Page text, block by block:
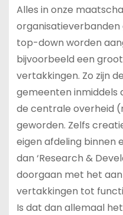
Alles in onze
organisatieverbanden
top-down worden
bijvoorbeeld een
vertakkingen. Zo zijn
gemeenten inmiddels
de centrale overheid
geworden. Zelfs
eigen afdeling binnen
dan ‘Research &
doorgaan met het
vertakkingen tot
Is dat dan allemaal